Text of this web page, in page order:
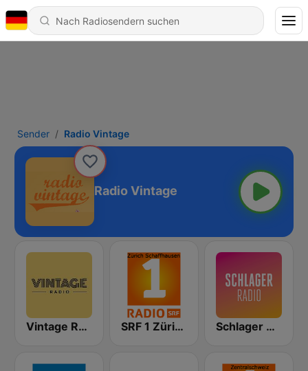
Sender Radio Vintage
Radio Vintage
Vintage Radio SRF 1 Zürich Schaffhausen Schlager Radio